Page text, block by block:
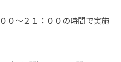
０～２１：００の時間で実施